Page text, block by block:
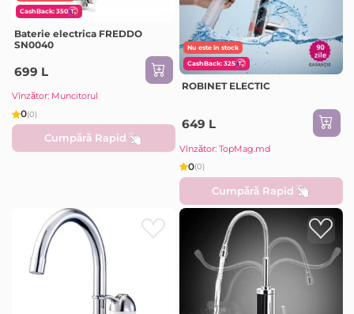
CashBack: 350
Baterie electrica FREDDO
SN0040
699 L
Vînzător: Muncitorul
0(0)
Cumpără Rapid
Nu este în stock
CashBack: 325
ROBINET ELECTIC
649 L
Vînzător: TopMag.md
0(0)
Cumpără Rapid